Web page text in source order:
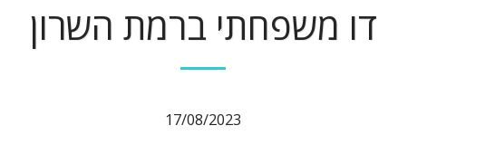
דו משפחתי ברמת השרון
17/08/2023